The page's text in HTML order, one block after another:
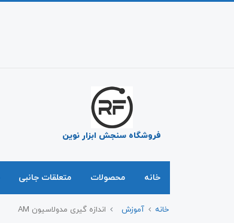
فروشگاه سنجش ابزار نوین
خانه محصولات متعلقات جانبی
خانه آموزش اندازه گیری مدولاسیون AM